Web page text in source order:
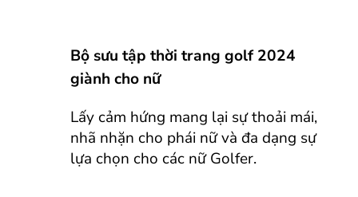
Bộ sưu tập thời trang golf 2024
giành cho nữ
Lấy cảm hứng mang lại sự thoải mái,
nhã nhặn cho phái nữ và đa dạng sự
lựa chọn cho các nữ Golfer.